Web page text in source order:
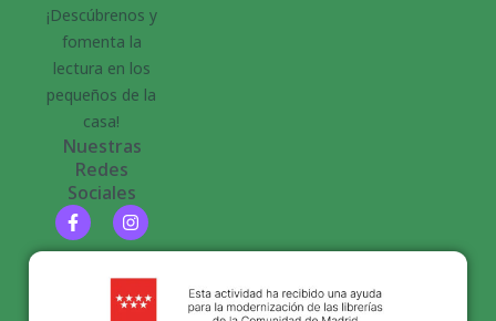
¡Descúbrenos y
fomenta la
lectura en los
pequeños de la
casa!
Nuestras
Redes
Sociales